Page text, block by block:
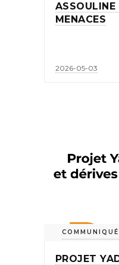
ASSOULINE
MENACES
2026-05-03
PROJET